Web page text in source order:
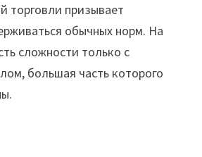
торговли призывает
обычных норм. На
сложности только с
большая часть которого